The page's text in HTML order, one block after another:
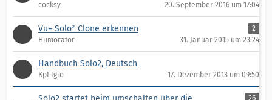
cocksy 20. September 2016 um 17:04
Vu+ Solo² Clone erkennen
2
Humorator
31. Januar 2015 um 23:24
Handbuch Solo2, Deutsch
Kpt.Iglo 17. Dezember 2013 um 09:50
26